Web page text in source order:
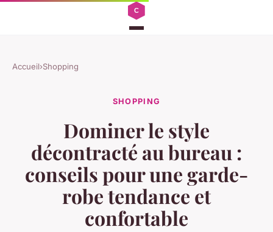
Accueil›Shopping
SHOPPING
Dominer le style
décontracté au bureau :
conseils pour une garde-
robe tendance et
confortable